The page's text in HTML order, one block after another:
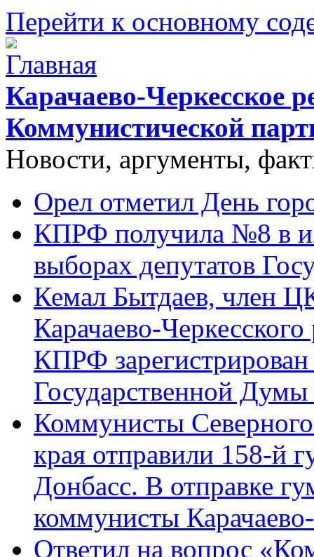
Перейти к основному
Карачаево-Черкесское
Коммунистической
Новости, аргументы,
Орел отметил День
КПРФ получила №8 в
выборах депутатов
Кемал Бытдаев, член
Карачаево-
КПРФ
Государственной
Коммунисты Северного
края отправили 158-й
Донбасс. В отправке
коммунисты
Ответил на вопрос